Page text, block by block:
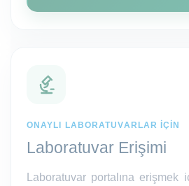
ONAYLI LABORATUVARLAR IÇIN
Laboratuvar Erişimi
Laboratuvar portalına erişmek